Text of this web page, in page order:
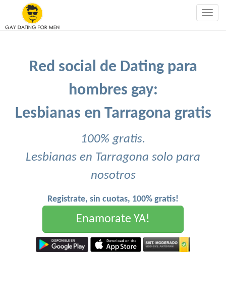
Red social de Dating para
hombres gay:
Lesbianas en Tarragona gratis
100% gratis.
Lesbianas en Tarragona solo para
nosotros
Registrate, sin cuotas, 100% gratis!
Enamorate YA!